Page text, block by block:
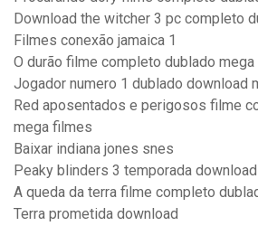
Download the witcher 3 pc completo
Filmes conexão jamaica 1
O durão filme completo dublado
Jogador numero 1 dublado download
Red aposentados e perigosos filme
mega filmes
Baixar indiana jones snes
Peaky blinders 3 temporada
A queda da terra filme completo
Terra prometida download